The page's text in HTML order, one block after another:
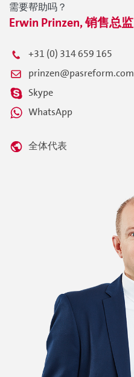
需要帮助吗？
Erwin Prinzen, 销售总监
+31 (0) 314 659 165
prinzen@pasreform.com
Skype
WhatsApp
全体代表